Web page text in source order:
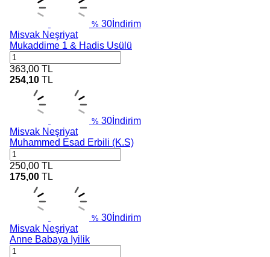
% 30 İndirim
Misvak Neşriyat
Mukaddime 1 & Hadis Usülü
363,00 TL
254,10 TL
% 30 İndirim
Misvak Neşriyat
Muhammed Esad Erbili (K.S)
250,00 TL
175,00 TL
% 30 İndirim
Misvak Neşriyat
Anne Babaya Iyilik